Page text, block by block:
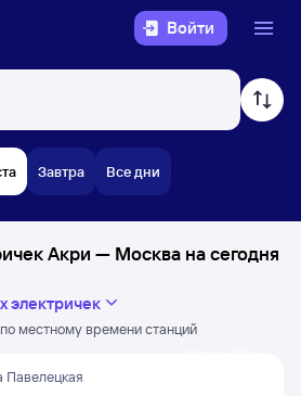
Войти
Завтра Все дни
Акри — Москва на сегодня
электричек
местному времени станций
Павелецкая